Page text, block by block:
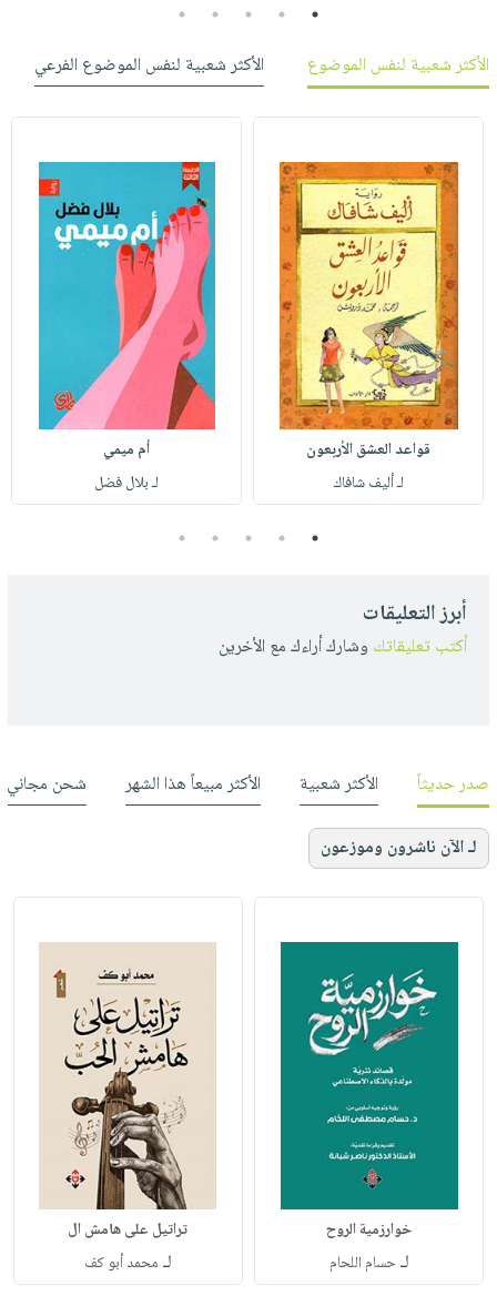
1
2
3
4
5
الأكثر شعبية لنفس الموضوع
الأكثر شعبية لنفس الموضوع الفرعي
قواعد العشق الأربعون
لـ أليف شافاك
أم ميمي
لـ بلال فضل
1
2
3
4
5
أبرز التعليقات
أكتب تعليقاتك وشارك أراءك مع الأخرين
صدر حديثاً الأكثر شعبية الأكثر مبيعاً هذا الشهر شحن مجاني
لـ الآن ناشرون وموزعون
خوارزمية الروح
لـحسام اللحام
تراتيل على هامش ال
لـ محمد أبو كف